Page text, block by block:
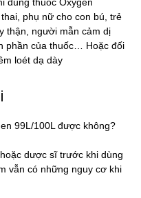
phụ nữ cho con bú, trẻ
thận, người mẫn cảm dị
phần của thuốc… Hoặc đối
loét dạ dày
99L/100L được không?
dược sĩ trước khi dùng
vẫn có những nguy cơ khi